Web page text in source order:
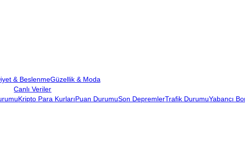
& BeslenmeGüzellik & Moda
Canlı Veriler
Kripto Para KurlarıPuan DurumuSon DepremlerTrafik DurumuYabancı